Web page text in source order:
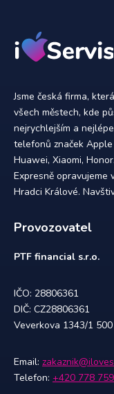
Jsme česká firma,
všech městech, kde
nejrychlejším a
telefonů značek Apple
Huawei, Xiaomi,
Expresně opravujeme
Hradci Králové.
Provozovatel
PTF financial s.r.o.
IČO: 28806361
DIČ: CZ28806361
Veverkova 1343/1
Email:
Telefon: +420 778